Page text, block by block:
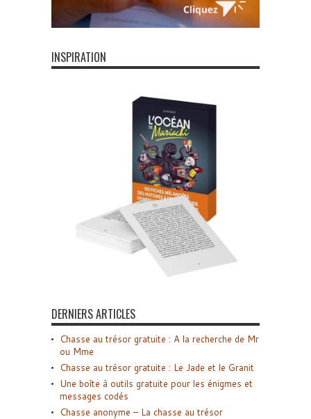
INSPIRATION
DERNIERS ARTICLES
Chasse au trésor gratuite : A la recherche de Mr
ou Mme
Chasse au trésor gratuite : Le Jade et le Granit
Une boîte à outils gratuite pour les énigmes et
messages codés
Chasse anonyme – La chasse au trésor